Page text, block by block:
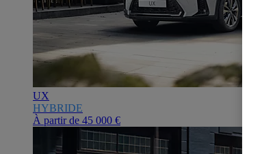
UX
HYBRIDE
À partir de 45 000 €